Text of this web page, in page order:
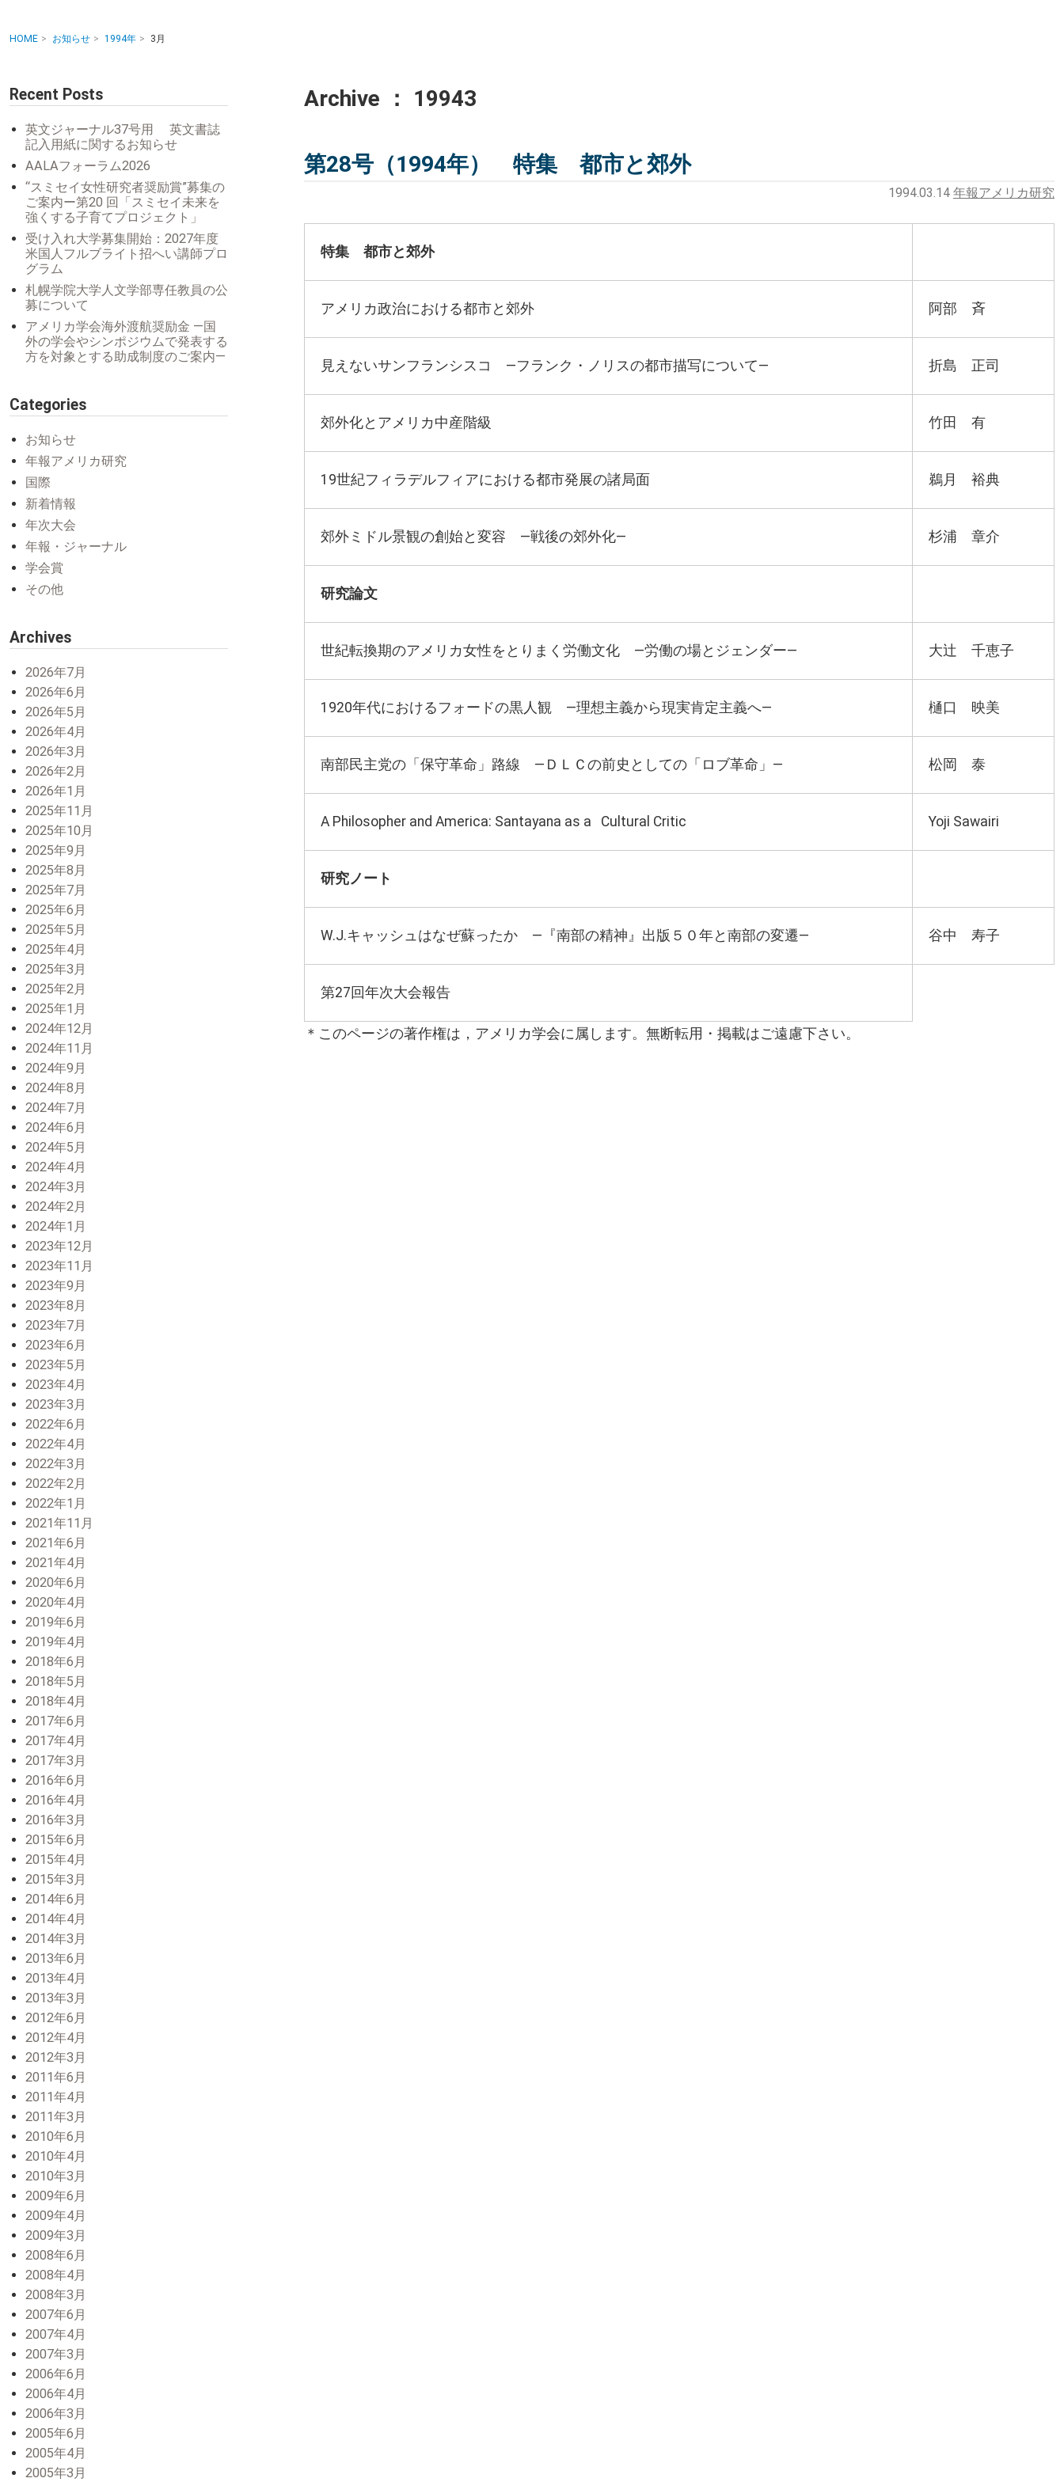
HOME お知らせ 1994年 3月
Archive ： 19943
第28号（1994年） 特集 都市と郊外
1994.03.14 年報アメリカ研究
特集 都市と郊外
アメリカ政治における都市と郊外 阿部 斉
見えないサンフランシスコ ―フランク・ノリスの都市描写について― 折島 正司
郊外化とアメリカ中産階級 竹田 有
19世紀フィラデルフィアにおける都市発展の諸局面 鵜月 裕典
郊外ミドル景観の創始と変容 ―戦後の郊外化― 杉浦 章介
研究論文
世紀転換期のアメリカ女性をとりまく労働文化 ―労働の場とジェンダー― 大辻 千恵子
1920年代におけるフォードの黒人観 ―理想主義から現実肯定主義へ― 樋口 映美
南部民主党の「保守革命」路線 ―ＤＬＣの前史としての「ロブ革命」― 松岡 泰
A Philosopher and America: Santayana as a Cultural Critic Yoji Sawairi
研究ノート
W.J.キャッシュはなぜ蘇ったか ―『南部の精神』出版５０年と南部の変遷― 谷中 寿子
第27回年次大会報告
＊このページの著作権は，アメリカ学会に属します。無断転用・掲載はご遠慮下さい。
Recent Posts
英文ジャーナル37号用 英文書誌
記入用紙に関するお知らせ
AALAフォーラム2026
“スミセイ女性研究者奨励賞”募集の
ご案内ー第20 回「スミセイ未来を
強くする子育てプロジェクト」
受け入れ大学募集開始：2027年度
米国人フルブライト招へい講師プロ
グラム
札幌学院大学人文学部専任教員の公
募について
アメリカ学会海外渡航奨励金 ―国
外の学会やシンポジウムで発表する
方を対象とする助成制度のご案内―
Categories
お知らせ
年報アメリカ研究
国際
新着情報
年次大会
年報・ジャーナル
学会賞
その他
Archives
2026年7月
2026年6月
2026年5月
2026年4月
2026年3月
2026年2月
2026年1月
2025年11月
2025年10月
2025年9月
2025年8月
2025年7月
2025年6月
2025年5月
2025年4月
2025年3月
2025年2月
2025年1月
2024年12月
2024年11月
2024年9月
2024年8月
2024年7月
2024年6月
2024年5月
2024年4月
2024年3月
2024年2月
2024年1月
2023年12月
2023年11月
2023年9月
2023年8月
2023年7月
2023年6月
2023年5月
2023年4月
2023年3月
2022年6月
2022年4月
2022年3月
2022年2月
2022年1月
2021年11月
2021年6月
2021年4月
2020年6月
2020年4月
2019年6月
2019年4月
2018年6月
2018年5月
2018年4月
2017年6月
2017年4月
2017年3月
2016年6月
2016年4月
2016年3月
2015年6月
2015年4月
2015年3月
2014年6月
2014年4月
2014年3月
2013年6月
2013年4月
2013年3月
2012年6月
2012年4月
2012年3月
2011年6月
2011年4月
2011年3月
2010年6月
2010年4月
2010年3月
2009年6月
2009年4月
2009年3月
2008年6月
2008年4月
2008年3月
2007年6月
2007年4月
2007年3月
2006年6月
2006年4月
2006年3月
2005年6月
2005年4月
2005年3月